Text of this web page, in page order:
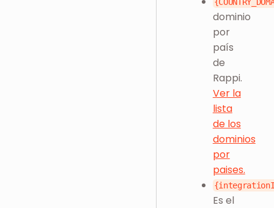
dominio
por
país
de
Rappi.
Ver la
lista
de los
dominios
por
paises.
Es el